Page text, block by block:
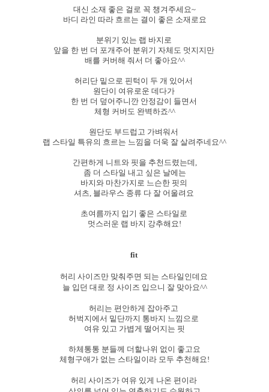
대신 소재 좋은 걸로 꼭 챙겨주세요~
바디 라인 따라 흐르는 결이 좋은 소재로요
분위기 있는 랩 바지로
앞을 한 번 더 포개주어 분위기 자체도 멋지지만
배를 커버해 줘서 더 좋아요^^
허리단 밑으로 핀턱이 두 개 있어서
원단이 여유로운 데다가
한 번 더 덮어주니깐 안정감이 들면서
체형 커버도 완벽하죠^^
원단도 부드럽고 가벼워서
랩 스타일 특유의 흐르는 느낌을 더욱 잘 살려주네요^^
간편하게 니트와 핏을 추천드렸는데,
좀 더 스타일 내고 싶은 날에는
바지와 마찬가지로 느슨한 핏의
셔츠, 블라우스 종류 다 잘 어울려요
초여름까지 입기 좋은 스타일로
멋스러운 랩 바지 강추해요!
fit
허리 사이즈만 맞춰주면 되는 스타일인데요
늘 입던 대로 정 사이즈 입으니 잘 맞아요^^
허리는 편안하게 잡아주고
허벅지에서 밑단까지 통바지 느낌으로
여유 있고 가볍게 떨어지는 핏
하체통통 분들께 더할나위 없이 좋고요
체형구애가 없는 스타일이라 모두 추천해요!
허리 사이즈가 여유 있게 나온 편이라